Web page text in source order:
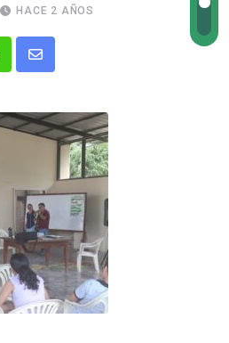
HACE 2 AÑOS